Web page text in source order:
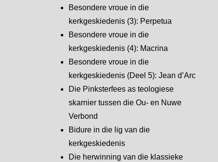
Besondere vroue in die
kerkgeskiedenis (3): Perpetua
Besondere vroue in die
kerkgeskiedenis (4): Macrina
Besondere vroue in die
kerkgeskiedenis (Deel 5): Jean d’Arc
Die Pinksterfees as teologiese
skarnier tussen die Ou- en Nuwe
Verbond
Bidure in die lig van die
kerkgeskiedenis
Die herwinning van die klassieke